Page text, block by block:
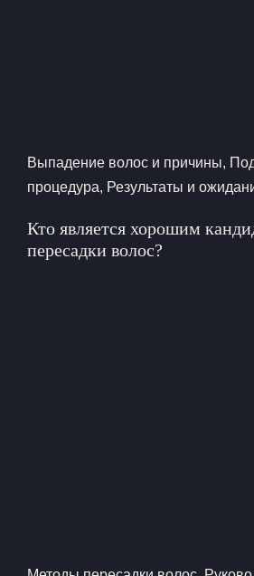
Выпадение волос и причины,
процедура, Результаты и
Кто является хорошим
пересадки волос?